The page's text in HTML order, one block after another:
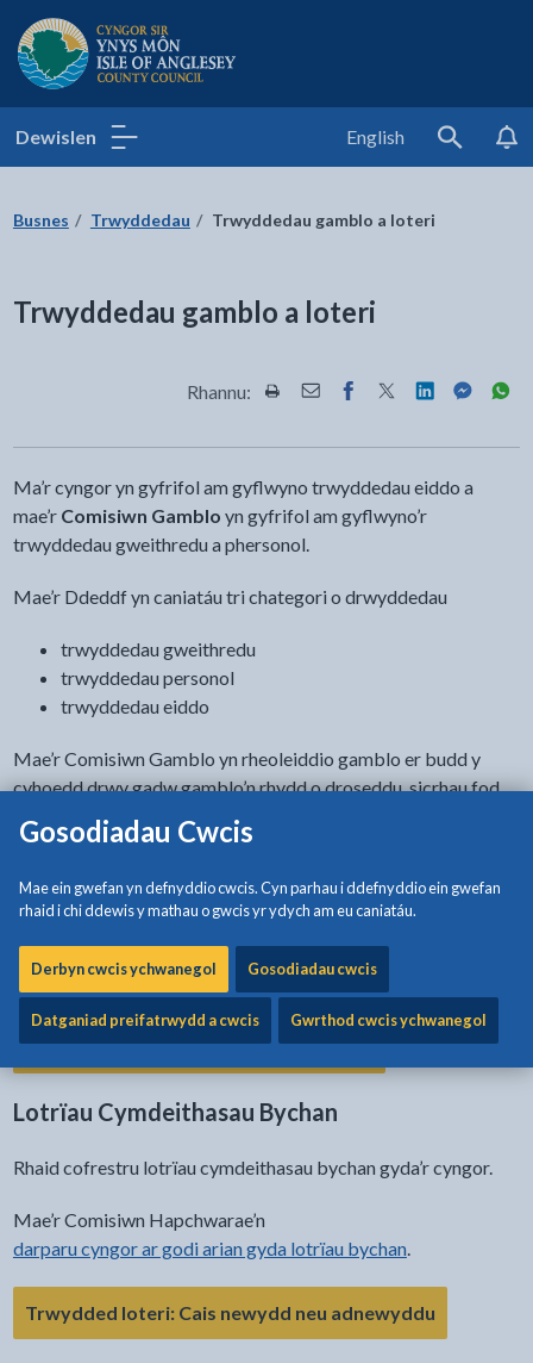
Gosodiadau Cwcis
Mae ein gwefan yn defnyddio cwcis. Cyn parhau i ddefnyddio ein gwefan
rhaid i chi ddewis y mathau o gwcis yr ydych am eu caniatáu.
Derbyn cwcis ychwanegol Gosodiadau cwcis
Datganiad preifatrwydd a cwcis Gwrthod cwcis ychwanegol
Cyngor Sir Ynys Môn
Dewislen English
Search
Busnes Trwyddedau Trwyddedau gamblo a loteri
Trwyddedau gamblo a loteri
Rhannu: Rhannwch y dudalen hon wrth
Rhannwch y dudalen hon
Rhannwch y dudalen
Rhannwch y
Rhannwch y
Ma’r cyngor yn gyfrifol am gyflwyno trwyddedau eiddo a
mae’r Comisiwn Gamblo yn gyfrifol am gyflwyno’r
trwyddedau gweithredu a phersonol.
Mae’r Ddeddf yn caniatáu tri chategori o drwyddedau
trwyddedau gweithredu
trwyddedau personol
trwyddedau eiddo
Mae’r Comisiwn Gamblo yn rheoleiddio gamblo er budd y
cyhoedd drwy gadw gamblo’n rhydd o droseddu, sicrhau fod
gamblo’n cael ei gynnal yn deg ac yn agored a gwarchod plant
a’r bregus.
Bydd y Comisiwn yn dal i gyflwyno canllawiau i awdurdodau
lleol ynghylch y modd y dylent reoli gamblo a darparu ar ei
gyfer a gallai hynny hefyd gynnwys darpariaethau ar gyfer
hysbysebu darpariaethau gamblo.
Cais am trwydded peiriant hapchwarae- bydd y ddolen
Lotrïau Cymdeithasau Bychan
Rhaid cofrestru lotrïau cymdeithasau bychan gyda’r cyngor.
Mae’r Comisiwn Hapchwarae’n
darparu cyngor ar godi arian gyda lotrïau bychan.
Trwydded loteri: Cais newydd neu adnewyddu- bydd y